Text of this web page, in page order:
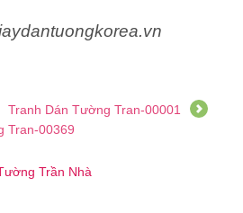
Tranh Dán Tường Tran-00001
Tran-00369
Trần Nhà